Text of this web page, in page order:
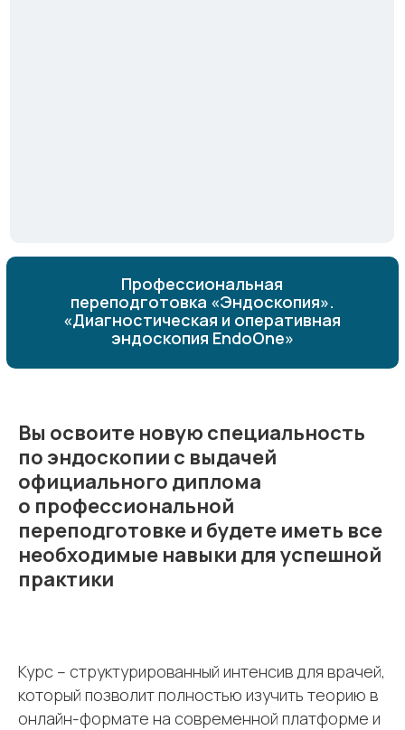
Профессиональная
переподготовка «Эндоскопия».
«Диагностическая и оперативная
эндоскопия EndoOne»
Вы освоите новую специальность
по эндоскопии с выдачей
официального диплома
о профессиональной
переподготовке и будете иметь все
необходимые навыки для успешной
практики
Курс – структурированный интенсив для врачей,
который позволит полностью изучить теорию в
онлайн-формате на современной платформе и